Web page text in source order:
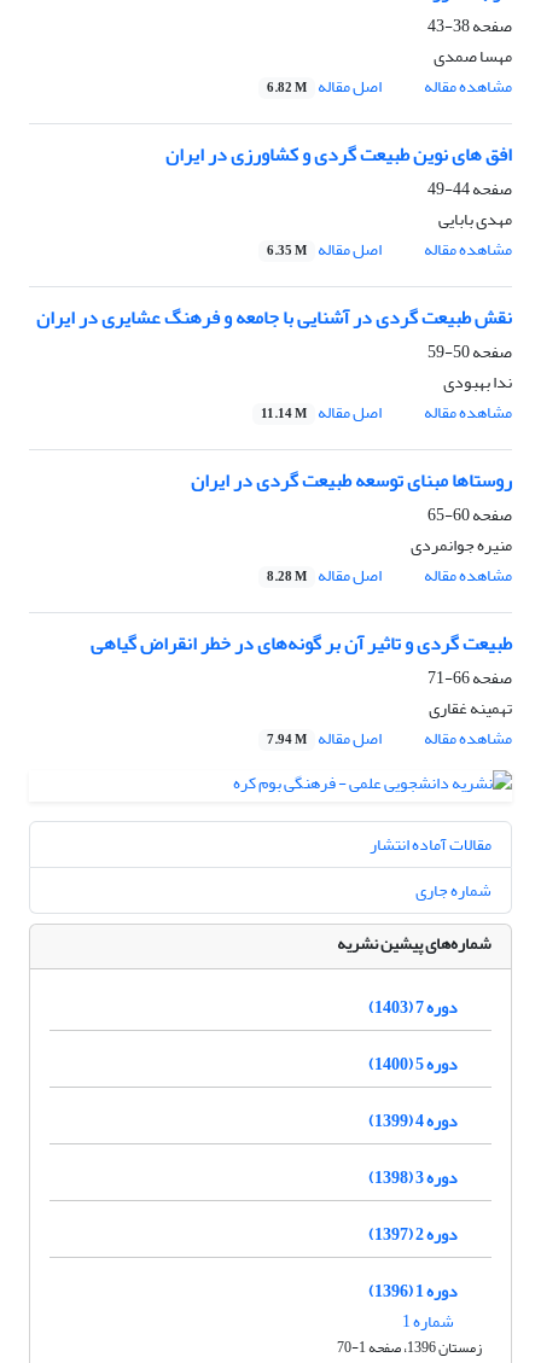
صفحه38-43
مهسا صمدی
مشاهده مقاله
اصل مقاله 6.82 M
افق های نوین طبیعت گردی و کشاورزی در ایران
صفحه44-49
مهدی بابایی
مشاهده مقاله
اصل مقاله 6.35 M
نقش طبیعت گردی در آشنایی با جامعه و فرهنگ عشایری در ایران
صفحه50-59
ندا بهبودی
مشاهده مقاله
اصل مقاله 11.14 M
روستاها مبنای توسعه طبیعت گردی در ایران
صفحه60-65
منیره جوانمردی
مشاهده مقاله
اصل مقاله 8.28 M
طبیعت گردی و تاثیر آن بر گونه‌های در خطر انقراض گیاهی
صفحه66-71
تهمینه غقاری
مشاهده مقاله
اصل مقاله 7.94 M
مقالات آماده انتشار
شماره جاری
شماره‌های پیشین نشریه
دوره 7 (1403)
دوره 5 (1400)
دوره 4 (1399)
دوره 3 (1398)
دوره 2 (1397)
دوره 1 (1396)
شماره 1
زمستان 1396، صفحه 1-70